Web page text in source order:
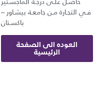
فـي التجـارة مـن جامعـة بيشـاور –
باكسـتان
العوده الى الصفحة
الرئيسية